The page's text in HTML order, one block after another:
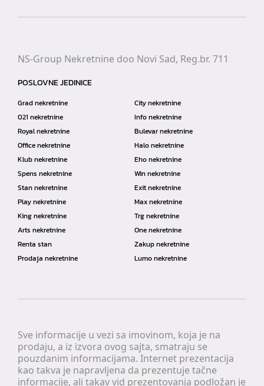
Sve informacije u vezi sa imovinom, koja je na
prodaju, a iz izvora ovog sajta, smatraju se
pouzdanim informacijama. Internet prezentacija
kao takva je napravljena da prezentuje tačne
informacije, ali takav vid prezentovanja podložan je
NS-Group Nekretnine doo Novi Sad, Reg.br. 711
POSLOVNE JEDINICE
Grad nekretnine
City nekretnine
021 nekretnine
Info nekretnine
Royal nekretnine
Bulevar nekretnine
Office nekretnine
Halo nekretnine
Klub nekretnine
Eho nekretnine
Spens nekretnine
Win nekretnine
Stan nekretnine
Exit nekretnine
Play nekretnine
Max nekretnine
King nekretnine
Trg nekretnine
Arts nekretnine
One nekretnine
Renta stan
Zakup nekretnine
Prodaja nekretnine
Lumo nekretnine